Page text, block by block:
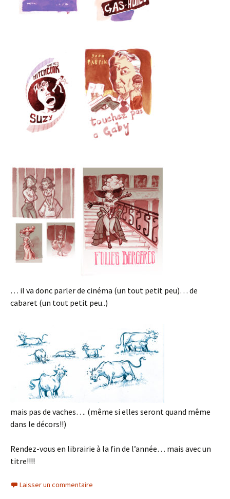
… il va donc parler de cinéma (un tout petit peu)… de
cabaret (un tout petit peu..)
mais pas de vaches…. (même si elles seront quand même
dans le décors!!)
Rendez-vous en librairie à la fin de l’année… mais avec un
titre!!!!
Laisser un commentaire